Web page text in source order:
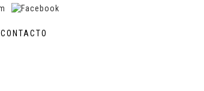
CONTACTO